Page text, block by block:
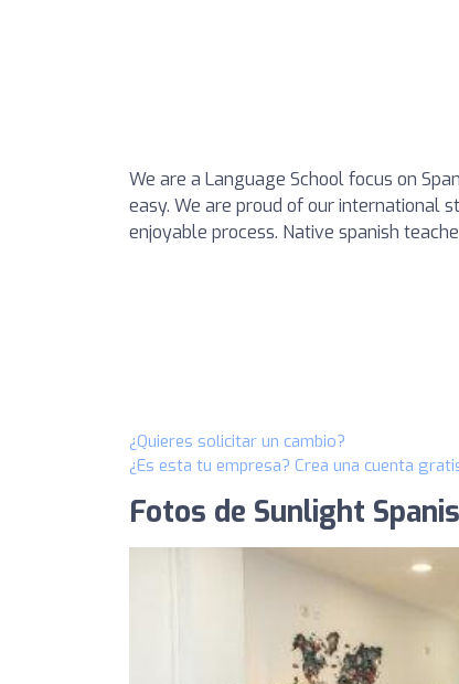
We are a Language School focus on
easy. We are proud of our international
enjoyable process. Native spanish
¿Quieres solicitar un cambio?
¿Es esta tu empresa? Crea una cuenta
Fotos de Sunlight